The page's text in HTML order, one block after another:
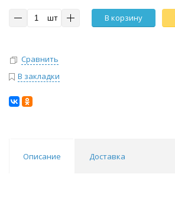
шт В корзину
Сравнить
В закладки
Описание Доставка